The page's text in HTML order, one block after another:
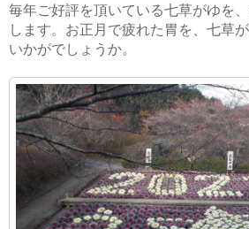
毎年ご好評を頂いている七草がゆを
します。お正月で疲れた胃を、七草
いかがでしょうか。